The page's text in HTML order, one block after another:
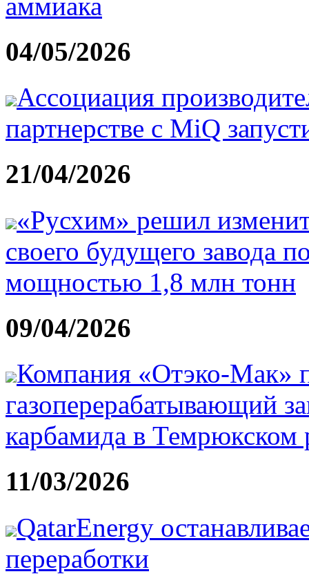
04/05/2026
Ассоциация
партнерстве с MiQ
21/04/2026
«Русхим» решил
своего будущего завода
мощностью 1,8 млн тонн
09/04/2026
Компания «Отэко-Мак»
газоперерабатывающий
карбамида в Темрюкском
11/03/2026
QatarEnergy
переработки